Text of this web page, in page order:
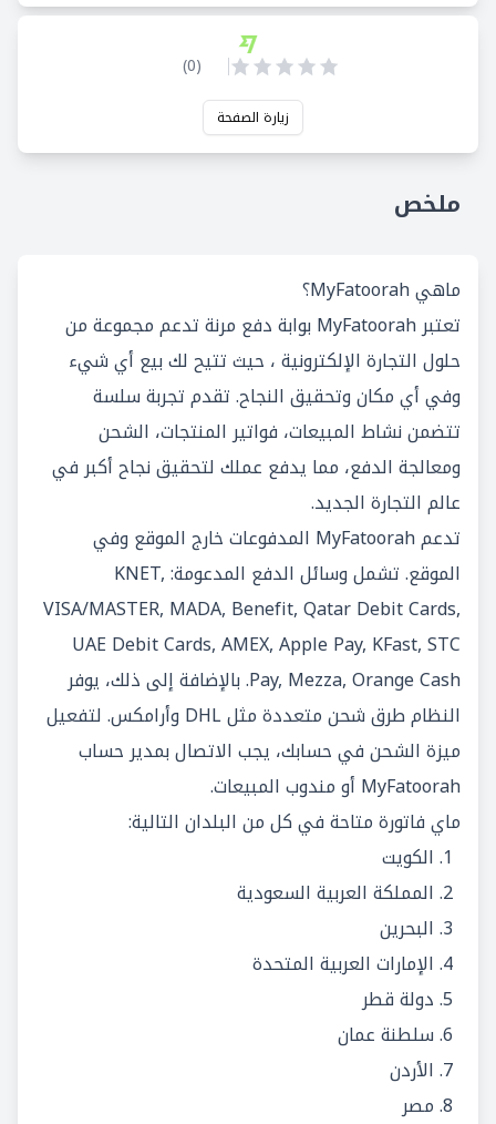
(
0
)
زيارة الصفحة
ملخص
ماهي MyFatoorah؟
تعتبر MyFatoorah بوابة دفع مرنة تدعم مجموعة من
حلول التجارة الإلكترونية ، حيث تتيح لك بيع أي شيء
وفي أي مكان وتحقيق النجاح. تقدم تجربة سلسة
تتضمن نشاط المبيعات، فواتير المنتجات، الشحن
ومعالجة الدفع، مما يدفع عملك لتحقيق نجاح أكبر في
عالم التجارة الجديد.
تدعم MyFatoorah المدفوعات خارج الموقع وفي
الموقع. تشمل وسائل الدفع المدعومة: KNET,
VISA/MASTER, MADA, Benefit, Qatar Debit Cards,
UAE Debit Cards, AMEX, Apple Pay, KFast, STC
Pay, Mezza, Orange Cash. بالإضافة إلى ذلك، يوفر
النظام طرق شحن متعددة مثل DHL وأرامكس. لتفعيل
ميزة الشحن في حسابك، يجب الاتصال بمدير حساب
MyFatoorah أو مندوب المبيعات.
ماي فاتورة متاحة في كل من البلدان التالية:
الكويت
المملكة العربية السعودية
البحرين
الإمارات العربية المتحدة
دولة قطر
سلطنة عمان
الأردن
مصر